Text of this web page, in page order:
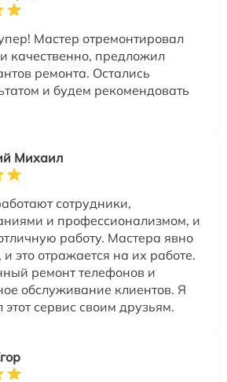
Мастер отремонтировал
качественно, предложил
ремонта. Остались
и будем рекомендовать
Михаил
сотрудники,
и профессионализмом, и
работу. Мастера явно
это отражается на их работе.
ремонт телефонов и
обслуживание клиентов. Я
сервис своим друзьям.